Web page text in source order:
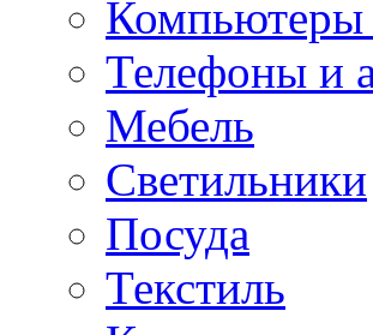
Компьютеры
Телефоны и
Мебель
Светильники
Посуда
Текстиль